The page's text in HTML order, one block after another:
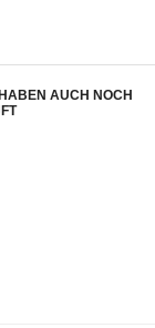
AUCH NOCH